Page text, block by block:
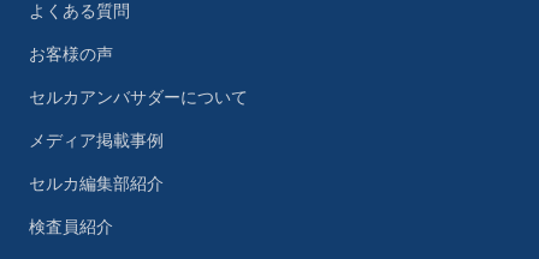
よくある質問
お客様の声
セルカアンバサダーについて
メディア掲載事例
セルカ編集部紹介
検査員紹介